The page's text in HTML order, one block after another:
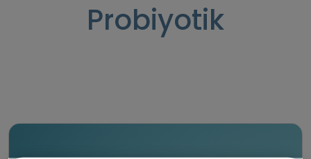
Enterogermina EtkisiProbiyotik